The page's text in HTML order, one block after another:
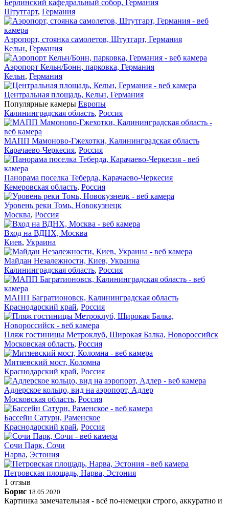
Берлинский кафедральный собор, Германия
Штутгарт, Германия
Аэропорт, стоянка самолетов, Штутгарт, Германия
Кельн, Германия
Аэропорт Кельн/Бонн, парковка, Германия
Кельн, Германия
Центральная площадь, Кельн, Германия
Популярные камеры Европы
Калининградская область, Россия
МАПП Мамоново-Гжехотки, Калининградская область
Карачаево-Черкесия, Россия
Панорама поселка Теберда, Карачаево-Черкесия
Кемеровская область, Россия
Уровень реки Томь, Новокузнецк
Москва, Россия
Вход на ВДНХ, Москва
Киев, Украина
Майдан Незалежности, Киев, Украина
Калининградская область, Россия
МАПП Багратионовск, Калининградская область
Краснодарский край, Россия
Пляж гостиницы Метроклуб, Широкая Балка, Новороссийск
Московская область, Россия
Митяевский мост, Коломна
Краснодарский край, Россия
Адлерское кольцо, вид на аэропорт, Адлер
Московская область, Россия
Бассейн Сатурн, Раменское
Краснодарский край, Россия
Сочи Парк, Сочи
Нарва, Эстония
Петровская площадь, Нарва, Эстония
1 отзыв
Борис 18.05.2020
Картинка замечательная - всё по-немецки строго, аккуратно и